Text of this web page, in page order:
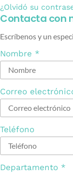
¿Olvidó su
Contacta con
Escríbenos y un
Nombre *
Correo
Teléfono
Departamento *